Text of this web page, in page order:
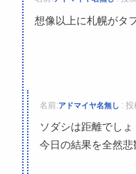
想像以上に札幌がタ
名前:アドマイヤ名無し : 投
ソダシは距離でしょ
今日の結果を全然悲